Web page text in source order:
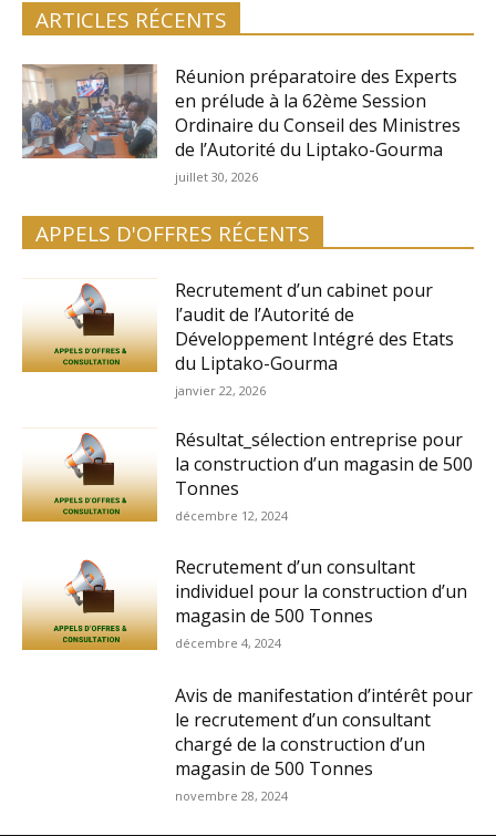
ARTICLES RÉCENTS
Réunion préparatoire des Experts
en prélude à la 62ème Session
Ordinaire du Conseil des Ministres
de l’Autorité du Liptako-Gourma
juillet 30, 2026
APPELS D'OFFRES RÉCENTS
Recrutement d’un cabinet pour
l’audit de l’Autorité de
Développement Intégré des Etats
du Liptako-Gourma
janvier 22, 2026
Résultat_sélection entreprise pour
la construction d’un magasin de 500
Tonnes
décembre 12, 2024
Recrutement d’un consultant
individuel pour la construction d’un
magasin de 500 Tonnes
décembre 4, 2024
Avis de manifestation d’intérêt pour
le recrutement d’un consultant
chargé de la construction d’un
magasin de 500 Tonnes
novembre 28, 2024